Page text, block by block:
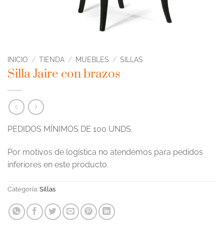
INICIO / TIENDA / MUEBLES / SILLAS
Silla Jaire con brazos
PEDIDOS MÍNIMOS DE 100 UNDS.
Por motivos de logística no atendemos para pedidos
inferiores en este producto.
Categoría: Sillas